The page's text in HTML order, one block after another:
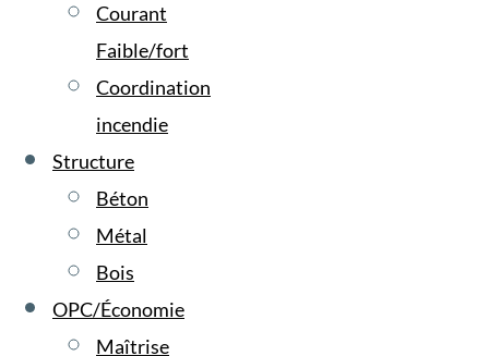
Courant
Faible/fort
Coordination
incendie
Structure
Béton
Métal
Bois
OPC/Économie
Maîtrise